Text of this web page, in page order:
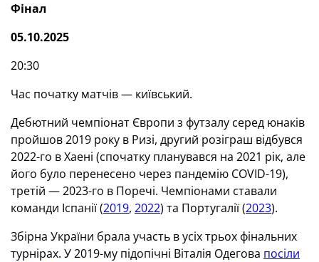
Фінал
05.10.2025
20:30
Час початку матчів — київський.
Дебютний чемпіонат Європи з футзалу серед юнаків
пройшов 2019 року в Ризі, другий розіграш відбувся
2022-го в Хаені (спочатку планувався на 2021 рік, але
його було перенесено через пандемію COVID-19),
третій — 2023-го в Поречі. Чемпіонами ставали
команди Іспанії (2019, 2022) та Португалії (2023).
Збірна України брала участь в усіх трьох фінальних
турнірах. У 2019-му підопічні Віталія Одегова посіли